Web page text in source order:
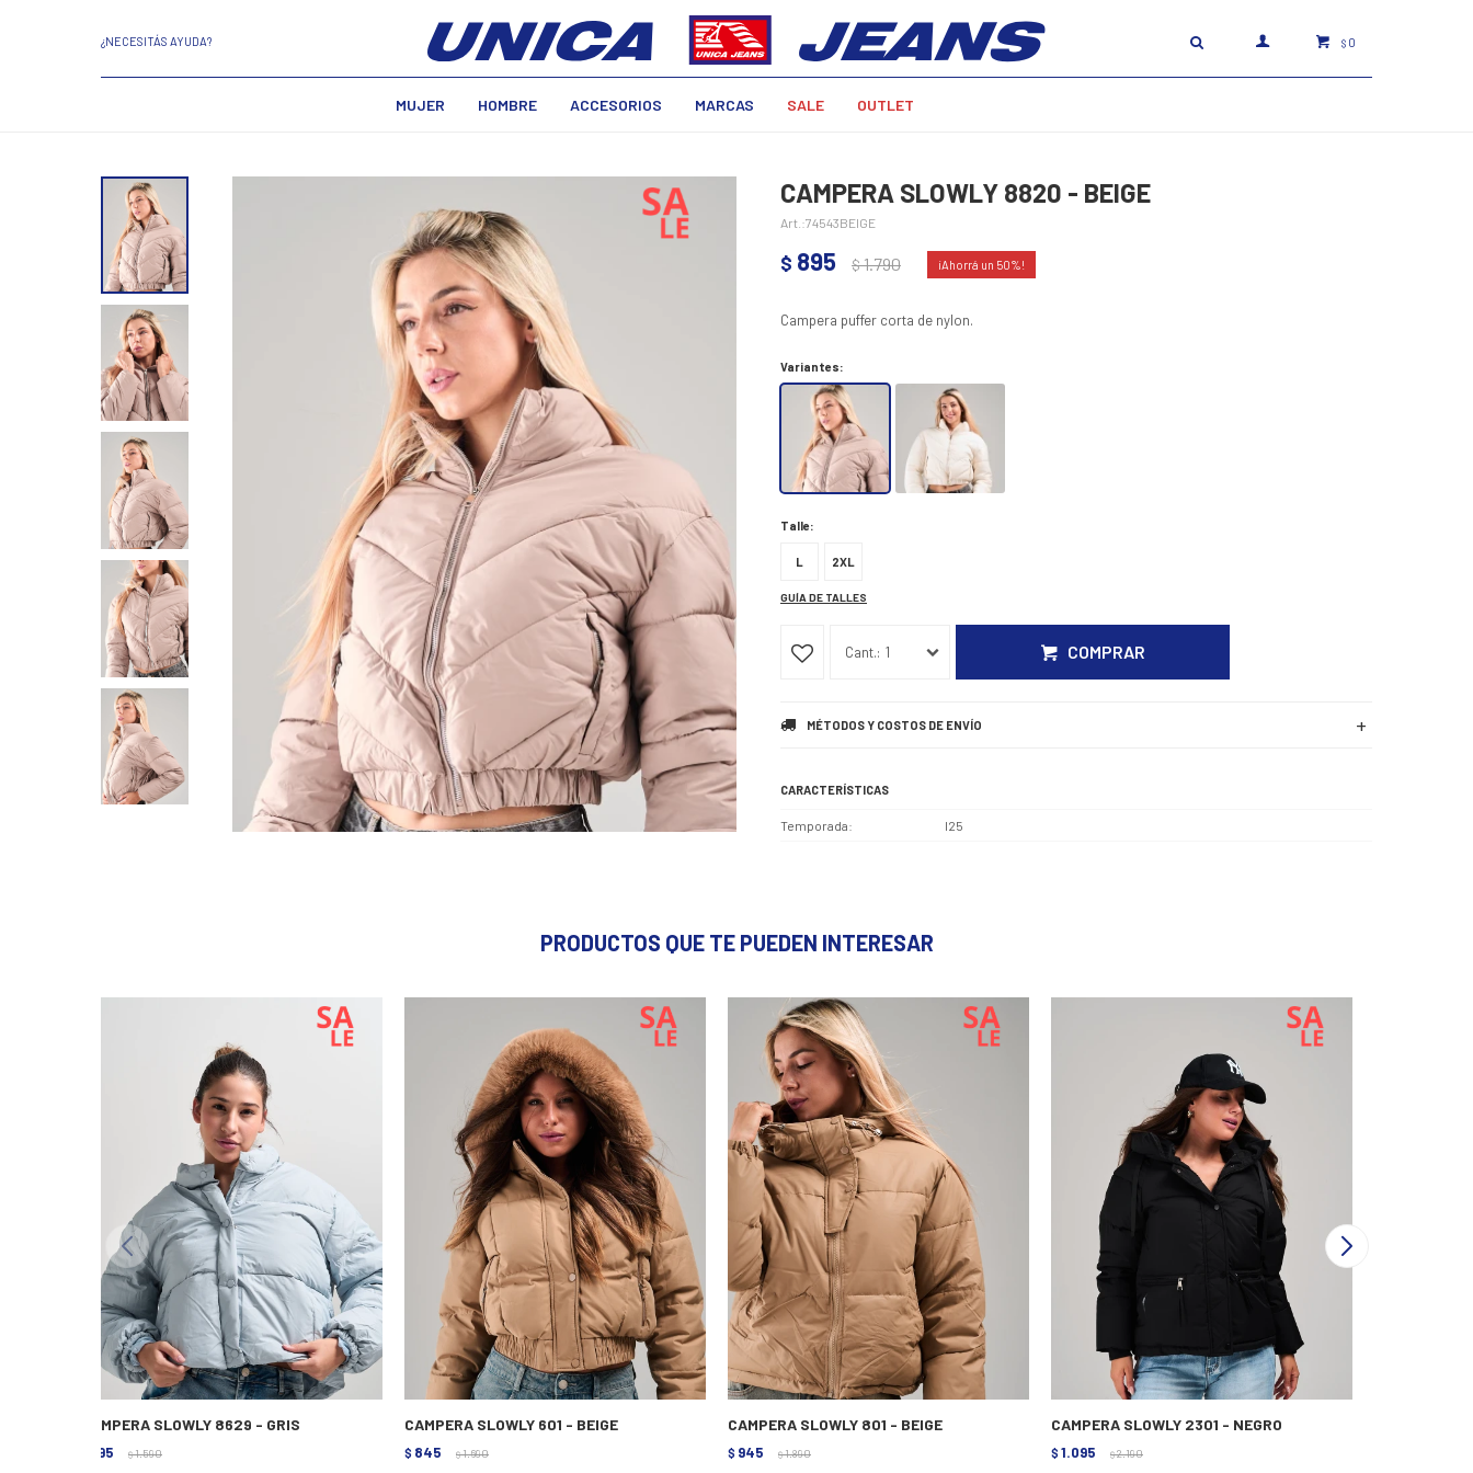
MUJER HOMBRE ACCESORIOS MARCAS SALE OUTLET
$ 0
¿NECESITÁS AYUDA?
CAMPERA SLOWLY 8820 - BEIGE
74543BEIGE
$ 895 $1.790 50
Campera puffer corta de nylon.
Variantes:
Talle:
L 2XL
GUÍA DE TALLES
1 COMPRAR
MÉTODOS Y COSTOS DE ENVÍO
CARACTERÍSTICAS
Temporada I25
PRODUCTOS QUE TE PUEDEN INTERESAR
CAMPERA SLOWLY 8629 - GRIS
795 $ 1.590
CAMPERA SLOWLY 601 - BEIGE
$ 845 $ 1.690
CAMPERA SLOWLY 801 - BEIGE
$ 945 $ 1.890
CAMPERA SLOWLY 2301 - NEGRO
$ 1.095 $ 2.190